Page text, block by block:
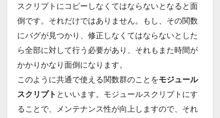
スクリプトにコピーしなくてはならないとなると面
倒です。それだけではありません。もし、その関数
にバグが見つかり、修正しなくてはならないとした
ら全部に対して行う必要があり、それもまた時間が
かかりかなり面倒になります。
このように共通で使える関数群のことをモジュール
スクリプト といいます。モジュールスクリプトにす
ることで、メンテナンス性が向上しますので、それ